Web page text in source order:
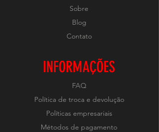
Sobre
Blog
Contato
INFORMAÇÕES
FAQ
Política de troca e devolução
Políticas empresariais
Métodos de pagamento